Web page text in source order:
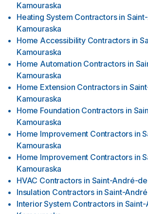
Kamouraska
Heating System Contractors in
Kamouraska
Home Accessibility Contractors in
Kamouraska
Home Automation Contractors in
Kamouraska
Home Extension Contractors in
Kamouraska
Home Foundation Contractors in
Kamouraska
Home Improvement Contractors in
Kamouraska
Home Improvement Contractors in
Kamouraska
HVAC Contractors in Saint-André-
Insulation Contractors in Saint-
Interior System Contractors in